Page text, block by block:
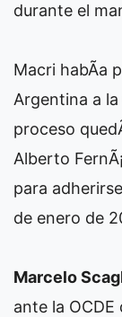
durante el
Macri habÃ­a
Argentina a
proceso
Alberto
para
de enero de
Marcelo
ante la